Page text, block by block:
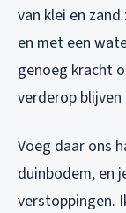
van klei en
en met een
genoeg kracht
verderop blijven
Voeg daar ons
duinbodem, en
verstoppingen.